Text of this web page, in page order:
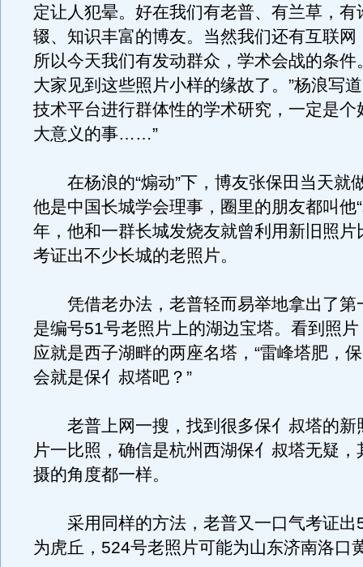
定让人犯晕。好在我们有老普、有兰草，有
辍、知识丰富的博友。当然我们还有互联网
所以今天我们有发动群众，学术会战的条件
大家见到这些照片小样的缘故了。”杨浪写
技术平台进行群体性的学术研究，一定是个
大意义的事……”
在杨浪的“煽动”下，博友张保田当天就
他是中国长城学会理事，圈里的朋友都叫他
年，他和一群长城发烧友就曾利用新旧照片
考证出不少长城的老照片。
凭借老办法，老普轻而易举地拿出了第
是编号51号老照片上的湖边宝塔。看到照
应就是西子湖畔的两座名塔，“雷峰塔肥，
会就是保亻叔塔吧？”
老普上网一搜，找到很多保亻叔塔的新
片一比照，确信是杭州西湖保亻叔塔无疑，
摄的角度都一样。
采用同样的方法，老普又一口气考证出
为虎丘，524号老照片可能为山东济南洛口